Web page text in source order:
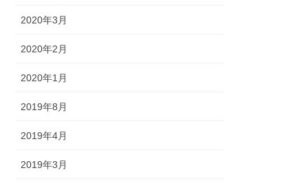
2020年3月
2020年2月
2020年1月
2019年8月
2019年4月
2019年3月